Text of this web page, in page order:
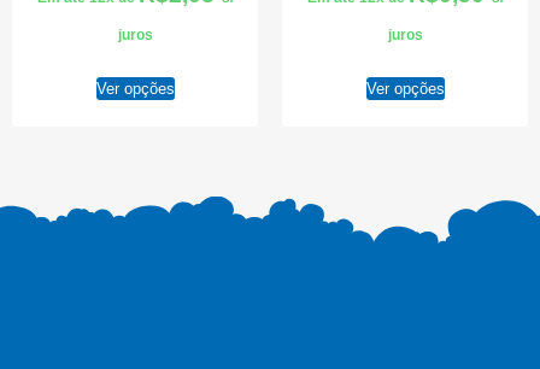
juros
Ver opções
juros
Ver opções